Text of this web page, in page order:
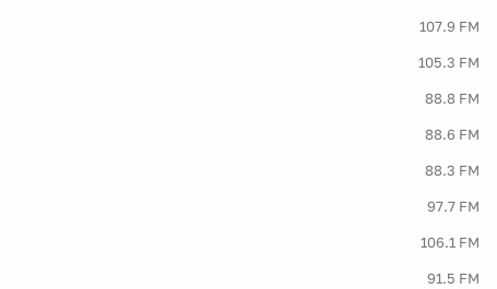
107.9 FM
105.3 FM
88.8 FM
88.6 FM
88.3 FM
97.7 FM
106.1 FM
91.5 FM